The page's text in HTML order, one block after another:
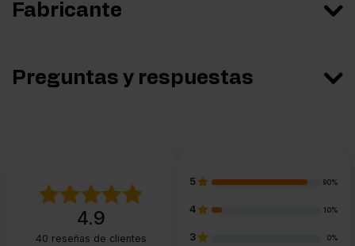
Fabricante
Preguntas y respuestas
4.9
40 reseñas de clientes
5 90%
4 10%
3 0%